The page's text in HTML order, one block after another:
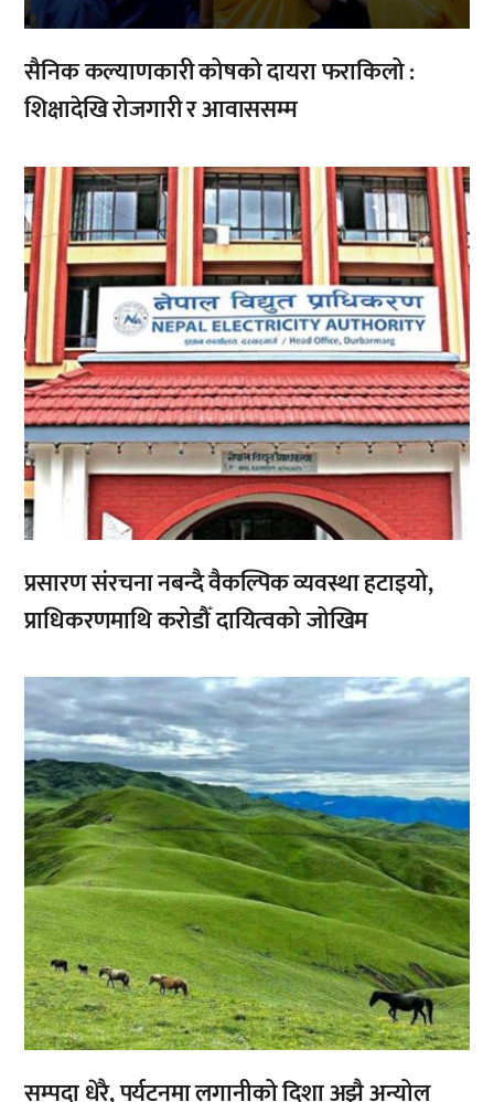
सैनिक कल्याणकारी कोषको दायरा फराकिलो :
शिक्षादेखि रोजगारी र आवाससम्म
,
प्रसारण संरचना नबन्दै वैकल्पिक व्यवस्था हटाइयो,
प्राधिकरणमाथि करोडौँ दायित्वको जोखिम
,
सम्पदा धेरै, पर्यटनमा लगानीको दिशा अझै अन्योल